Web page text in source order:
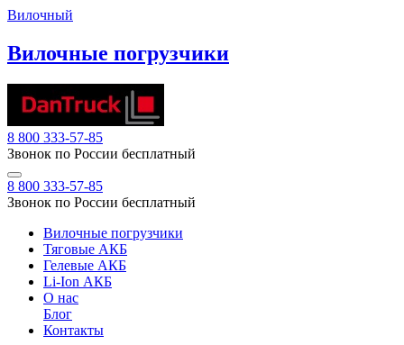
Вилочный
Вилочные погрузчики
8 800 333-57-85
Звонок по России бесплатный
8 800 333-57-85
Звонок по России бесплатный
Вилочные погрузчики
Тяговые АКБ
Гелевые АКБ
Li-Ion АКБ
О нас
Блог
Контакты